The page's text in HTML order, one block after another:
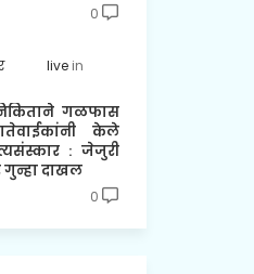
0
live
गळफास
केले
: जेजुरी
गुन्हा दाखल
0